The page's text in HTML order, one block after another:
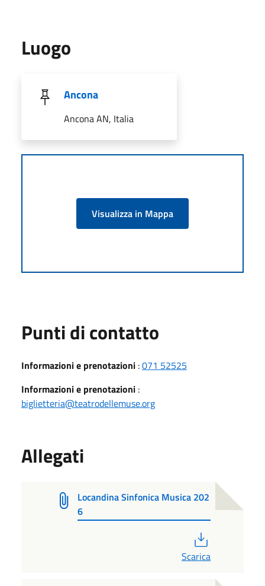
Luogo
Ancona
Ancona AN, Italia
Visualizza in Mappa
Punti di contatto
Informazioni e prenotazioni :071 52525
Informazioni e prenotazioni :
biglietteria@teatrodellemuse.org
Allegati
Locandina Sinfonica Musica 202
6
Scarica